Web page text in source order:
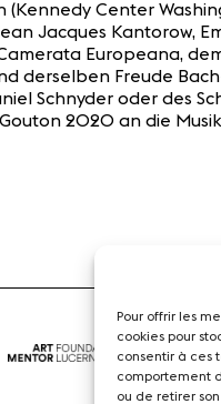
Pour offrir les
cookies pour
consentir à ces
comportement
ou de retirer
Center
Jacques Kantorow,
Europeana,
Freude
Schnyder oder des
2020 an die